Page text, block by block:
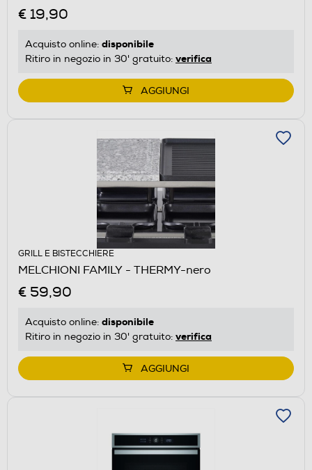
€ 19,90
Acquisto online: disponibile
Ritiro in negozio in 30' gratuito: verifica
AGGIUNGI
GRILL E BISTECCHIERE
MELCHIONI FAMILY - THERMY-nero
€ 59,90
Acquisto online: disponibile
Ritiro in negozio in 30' gratuito: verifica
AGGIUNGI